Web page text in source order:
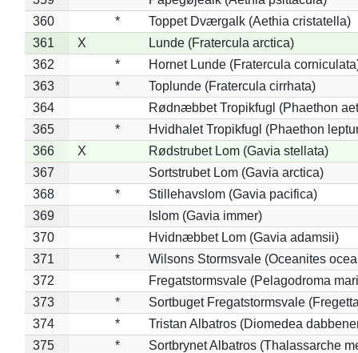
360
*
Toppet Dværgalk (Aethia cristatella)
361
X
Lunde (Fratercula arctica)
362
*
Hornet Lunde (Fratercula
363
*
Toplunde (Fratercula cirrhata)
364
Rødnæbbet Tropikfugl (Phaethon
365
*
Hvidhalet Tropikfugl (Phaethon
366
X
Rødstrubet Lom (Gavia stellata)
367
Sortstrubet Lom (Gavia arctica)
368
*
Stillehavslom (Gavia pacifica)
369
Islom (Gavia immer)
370
Hvidnæbbet Lom (Gavia adamsii)
371
*
Wilsons Stormsvale (Oceanites
372
Fregatstormsvale (Pelagodroma
373
*
Sortbuget Fregatstormsvale
374
*
Tristan Albatros (Diomedea
375
*
Sortbrynet Albatros (Thalassarche